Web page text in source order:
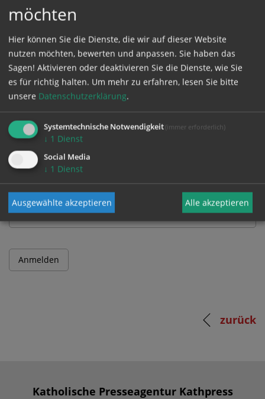
ProduktKathpress_online
GESCHÜTZTER BEREICH
Bitte melden Sie sich mit Ihrem Benutzernamen
Benutzername
Passwort
zurück
Katholische Presseagentur Kathpress
möchten
Hier können Sie die Dienste, die wir auf dieser Website
nutzen möchten, bewerten und anpassen. Sie haben das
Sagen! Aktivieren oder deaktivieren Sie die Dienste, wie Sie
es für richtig halten. Um mehr zu erfahren, lesen Sie bitte
unsere Datenschutzerklärung.
Systemtechnische Notwendigkeit (immer erforderlich)
↓ 1 Dienst
Social Media
↓ 1 Dienst
Ausgewählte akzeptieren Alle akzeptieren